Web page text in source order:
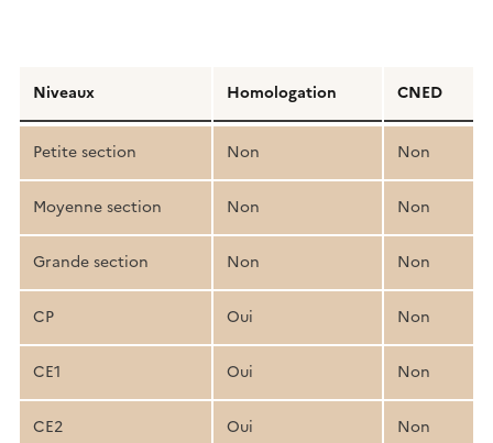
de
la
structure
pédagogique
Niveaux Homologation CNED
Petite section Non Non
Moyenne section Non Non
Grande section Non Non
CP Oui Non
CE1 Oui Non
CE2 Oui Non